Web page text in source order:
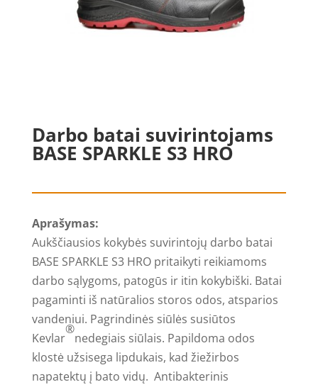
Darbo batai suvirintojams
BASE SPARKLE S3 HRO
Aprašymas:
Aukščiausios kokybės suvirintojų darbo batai
BASE SPARKLE S3 HRO pritaikyti reikiamoms
darbo sąlygoms, patogūs ir itin kokybiški. Batai
pagaminti iš natūralios storos odos, atsparios
vandeniui. Pagrindinės siūlės susiūtos
Kevlar
®
nedegiais siūlais. Papildoma odos
klostė užsisega lipdukais, kad žiežirbos
napatektų į bato vidų. Antibakterinis